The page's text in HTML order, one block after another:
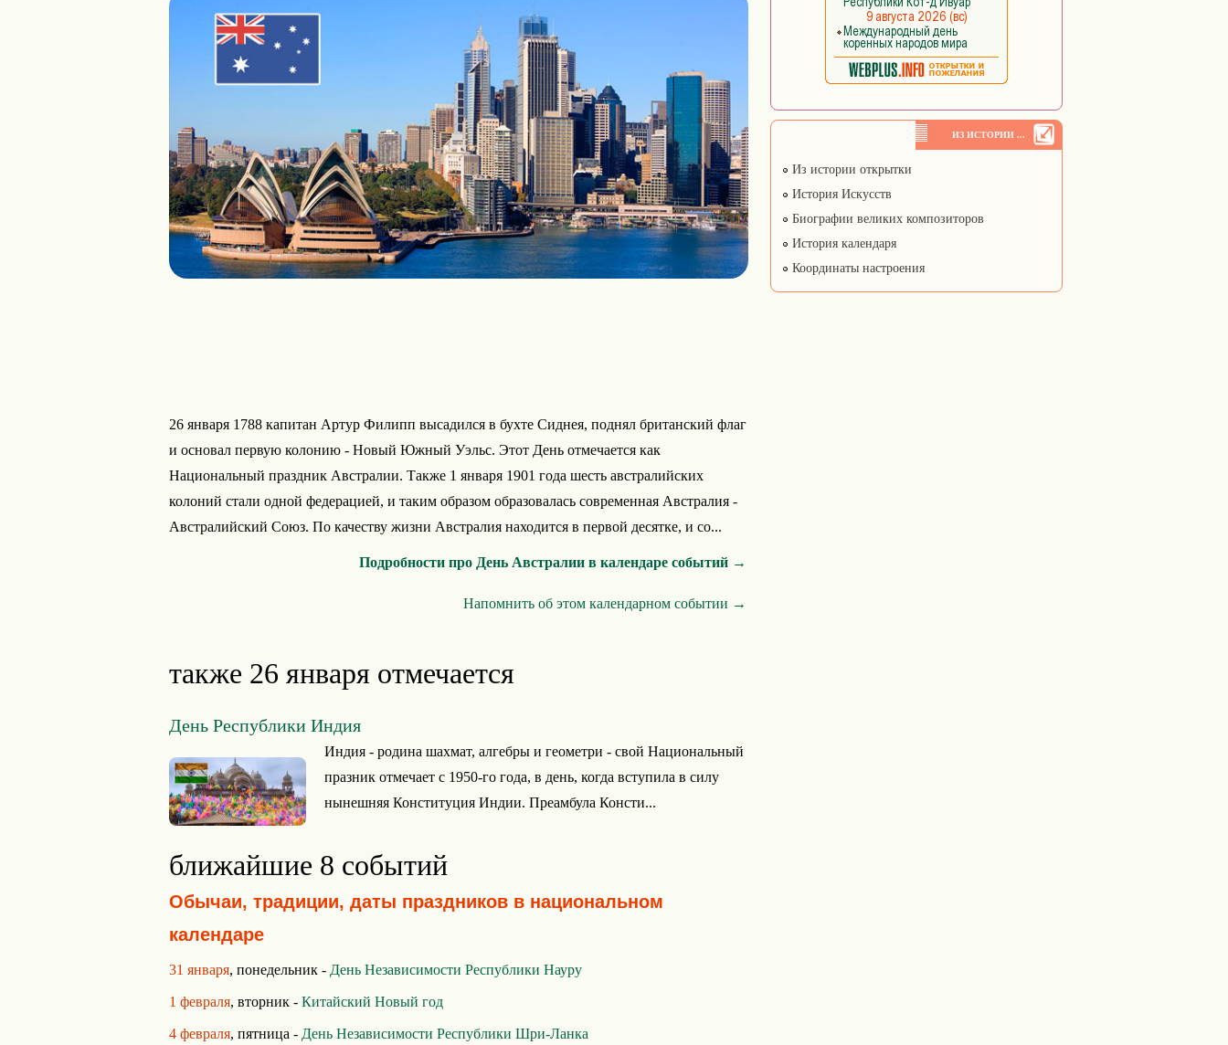
26 января 1788 капитан Артур Филипп высадился в бухте Сиднея, поднял британский флаг
и основал первую колонию - Новый Южный Уэльс. Этот День отмечается как
Национальный праздник Австралии. Также 1 января 1901 года шесть австралийских
колоний стали одной федерацией, и таким образом образовалась современная Австралия -
Австралийский Союз. По качеству жизни Австралия находится в первой десятке, и со...
Подробности про День Австралии в календаре событий →
Напомнить об этом календарном событии →
также 26 января отмечается
День Республики Индия
Индия - родина шахмат, алгебры и геометри - свой Национальный
празник отмечает с 1950-го года, в день, когда вступила в силу
нынешняя Конституция Индии. Преамбула Консти...
ближайшие 8 событий
Обычаи, традиции, даты праздников в национальном
календаре
31 января, понедельник - День Независимости Республики Науру
1 февраля, вторник - Китайский Новый год
4 февраля, пятница - День Независимости Республики Шри-Ланка
ИЗ ИСТОРИИ ...
Из истории открытки
История Искусств
Биографии великих композиторов
История календаря
Координаты настроения